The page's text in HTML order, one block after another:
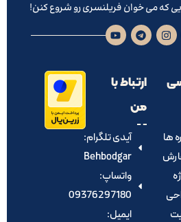
که می خوان فریلنسری رو شروع کنن!
ها
ارتباط با
من
آیدی تلگرام:‌
Behbodgar
واتساپ:
09376297180
ایمیل: